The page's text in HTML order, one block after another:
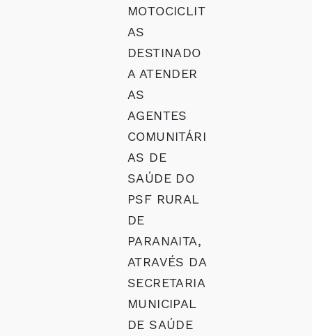
MOTOCICLIT
AS
DESTINADO
A ATENDER
AS
AGENTES
COMUNITÁRI
AS DE
SAÚDE DO
PSF RURAL
DE
PARANAITA,
ATRAVÉS DA
SECRETARIA
MUNICIPAL
DE SAÚDE